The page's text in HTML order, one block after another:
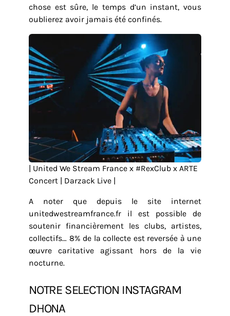
chose est sûre, le temps d’un instant, vous
oublierez avoir jamais été confinés.
| United We Stream France x #RexClub​ x ARTE
Concert | Darzack Live |
A noter que depuis le site internet
unitedwestreamfrance.fr il est possible de
soutenir financièrement les clubs, artistes,
collectifs… 8% de la collecte est reversée à une
œuvre caritative agissant hors de la vie
nocturne.
NOTRE SELECTION INSTAGRAM
DHONA